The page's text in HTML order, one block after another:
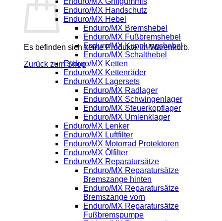
Es befinden sich keine Produkte im Warenkorb.
Zurück zum Shop
Enduro/MX Handschutz
Enduro/MX Hebel
Enduro/MX Bremshebel
Enduro/MX Fußbremshebel
Enduro/MX Kupplungshebel
Enduro/MX Schalthebel
Enduro/MX Ketten
Enduro/MX Kettenräder
Enduro/MX Lagersets
Enduro/MX Radlager
Enduro/MX Schwingenlager
Enduro/MX Steuerkopflager
Enduro/MX Umlenklager
Enduro/MX Lenker
Enduro/MX Luftfilter
Enduro/MX Motorrad Protektoren
Enduro/MX Ölfilter
Enduro/MX Reparatursätze
Enduro/MX Reparatursätze
Bremszange hinten
Enduro/MX Reparatursätze
Bremszange vorn
Enduro/MX Reparatursätze
Fußbremspumpe